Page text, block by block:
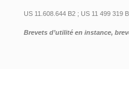
US 11.608.644 B2 ; US 11 499 319
Brevets d’utilité en instance,